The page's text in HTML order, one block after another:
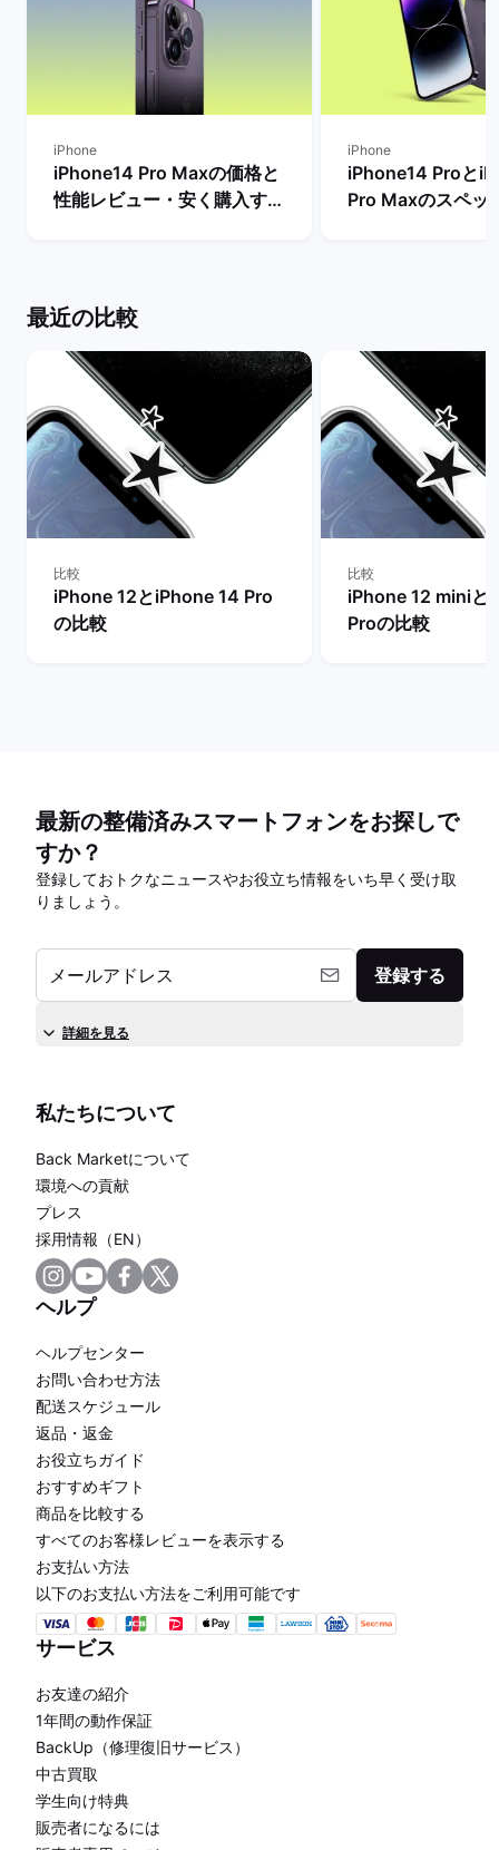
iPhone
iPhone14 Pro Maxの価格と
性能レビュー・安く購入する
iPhone
iPhone14 Proと
Pro Maxのスペッ
最近の比較
比較
iPhone 12とiPhone 14 Pro
の比較
比較
iPhone 12 miniと
Proの比較
最新の整備済みスマートフォンをお探しで
すか？
登録しておトクなニュースやお役立ち情報をいち早く受け取
りましょう。
メールアドレス 登録する
詳細を見る
私たちについて
Back Marketについて
環境への貢献
プレス
採用情報（EN）
ヘルプ
ヘルプセンター
お問い合わせ方法
配送スケジュール
返品・返金
お役立ちガイド
おすすめギフト
商品を比較する
すべてのお客様レビューを表示する
お支払い方法
以下のお支払い方法をご利用可能です
サービス
お友達の紹介
1年間の動作保証
BackUp（修理復旧サービス）
中古買取
学生向け特典
販売者になるには